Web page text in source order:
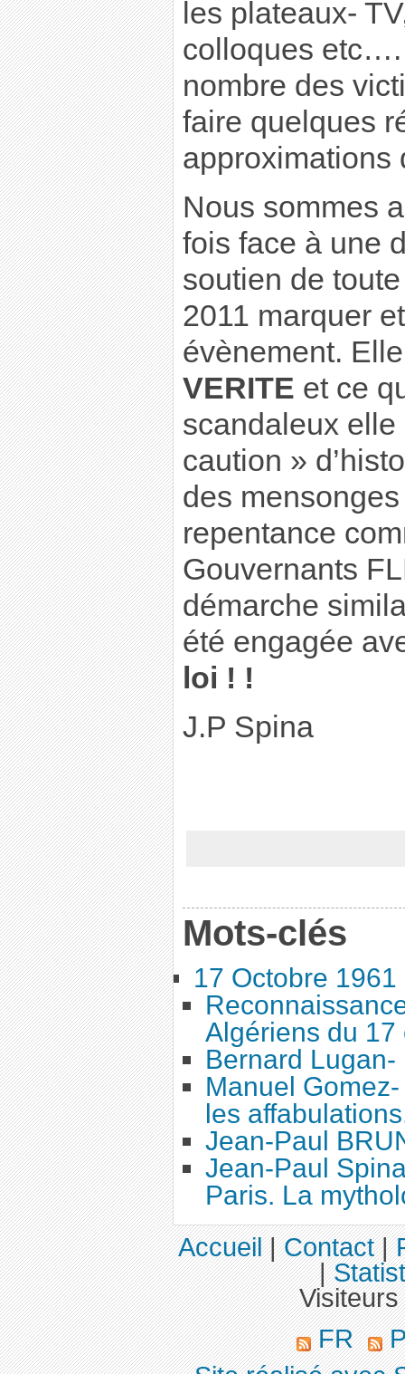
les plateaux-
colloques
nombre des
faire quelques
approximations
Nous sommes
fois face à une
soutien de
2011 marquer
évènement.
VERITE et ce
scandaleux elle
caution »
des
repentance
Gouvernants
démarche
été engagée
loi ! !
J.P Spina
Mots-clés
17 Octobre 1961
Algériens du 17
Bernard
Manuel
les
Jean-Paul
Jean-Paul
Paris. La
Accueil|Contact|
|
FR